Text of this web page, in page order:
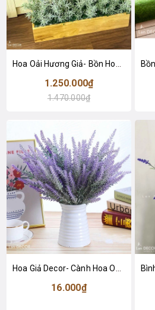
Hoa Oải Hương Giả- Bồn Hoa Oải Hương Decor Quán Cafe Vintage (80X25X55CM)- BC183
1.250.000₫
1.470.000₫
Hoa Giả Decor- Cành Hoa Oải Hương Giả Trang Trí Nhà Đẹp (5 nhánh, 35cm)- HC1243
16.000₫